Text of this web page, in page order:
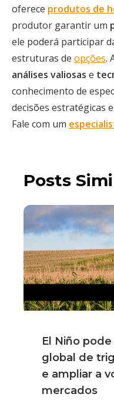
oferece produtos de
produtor garantir um
ele poderá participar
estruturas de opções.
análises valiosas e
conhecimento de
decisões estratégicas
Fale com um
Posts
El Niño
global de
e ampliar a
mercados